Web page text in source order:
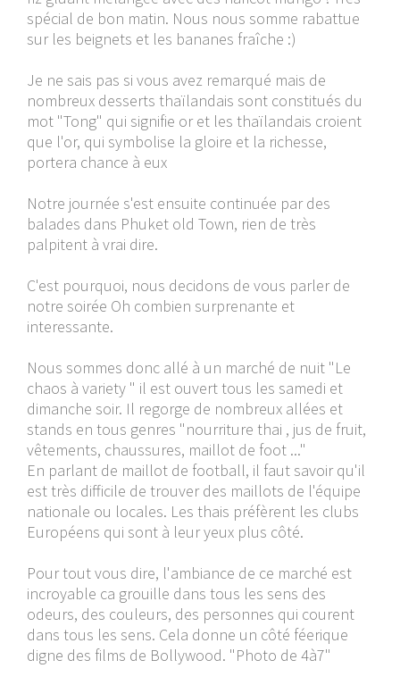
spécial de bon matin. Nous nous somme rabattue
sur les beignets et les bananes fraîche :)
Je ne sais pas si vous avez remarqué mais de
nombreux desserts thaïlandais sont constitués du
mot "Tong" qui signifie or et les thaïlandais croient
que l'or, qui symbolise la gloire et la richesse,
portera chance à eux
Notre journée s'est ensuite continuée par des
balades dans Phuket old Town, rien de très
palpitent à vrai dire.
C'est pourquoi, nous decidons de vous parler de
notre soirée Oh combien surprenante et
interessante.
Nous sommes donc allé à un marché de nuit "Le
chaos à variety " il est ouvert tous les samedi et
dimanche soir. Il regorge de nombreux allées et
stands en tous genres "nourriture thai , jus de fruit,
vêtements, chaussures, maillot de foot ..."
En parlant de maillot de football, il faut savoir qu'il
est très difficile de trouver des maillots de l'équipe
nationale ou locales. Les thais préfèrent les clubs
Européens qui sont à leur yeux plus côté.
Pour tout vous dire, l'ambiance de ce marché est
incroyable ca grouille dans tous les sens des
odeurs, des couleurs, des personnes qui courent
dans tous les sens. Cela donne un côté féerique
digne des films de Bollywood. "Photo de 4à7"